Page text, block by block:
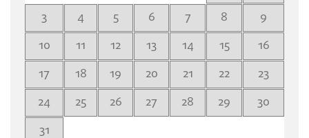
3
4 5 6 7 8
9
10
11 12 13 14 15
16
17
18 19 20 21 22
23
24
25 26 27 28 29
30
31